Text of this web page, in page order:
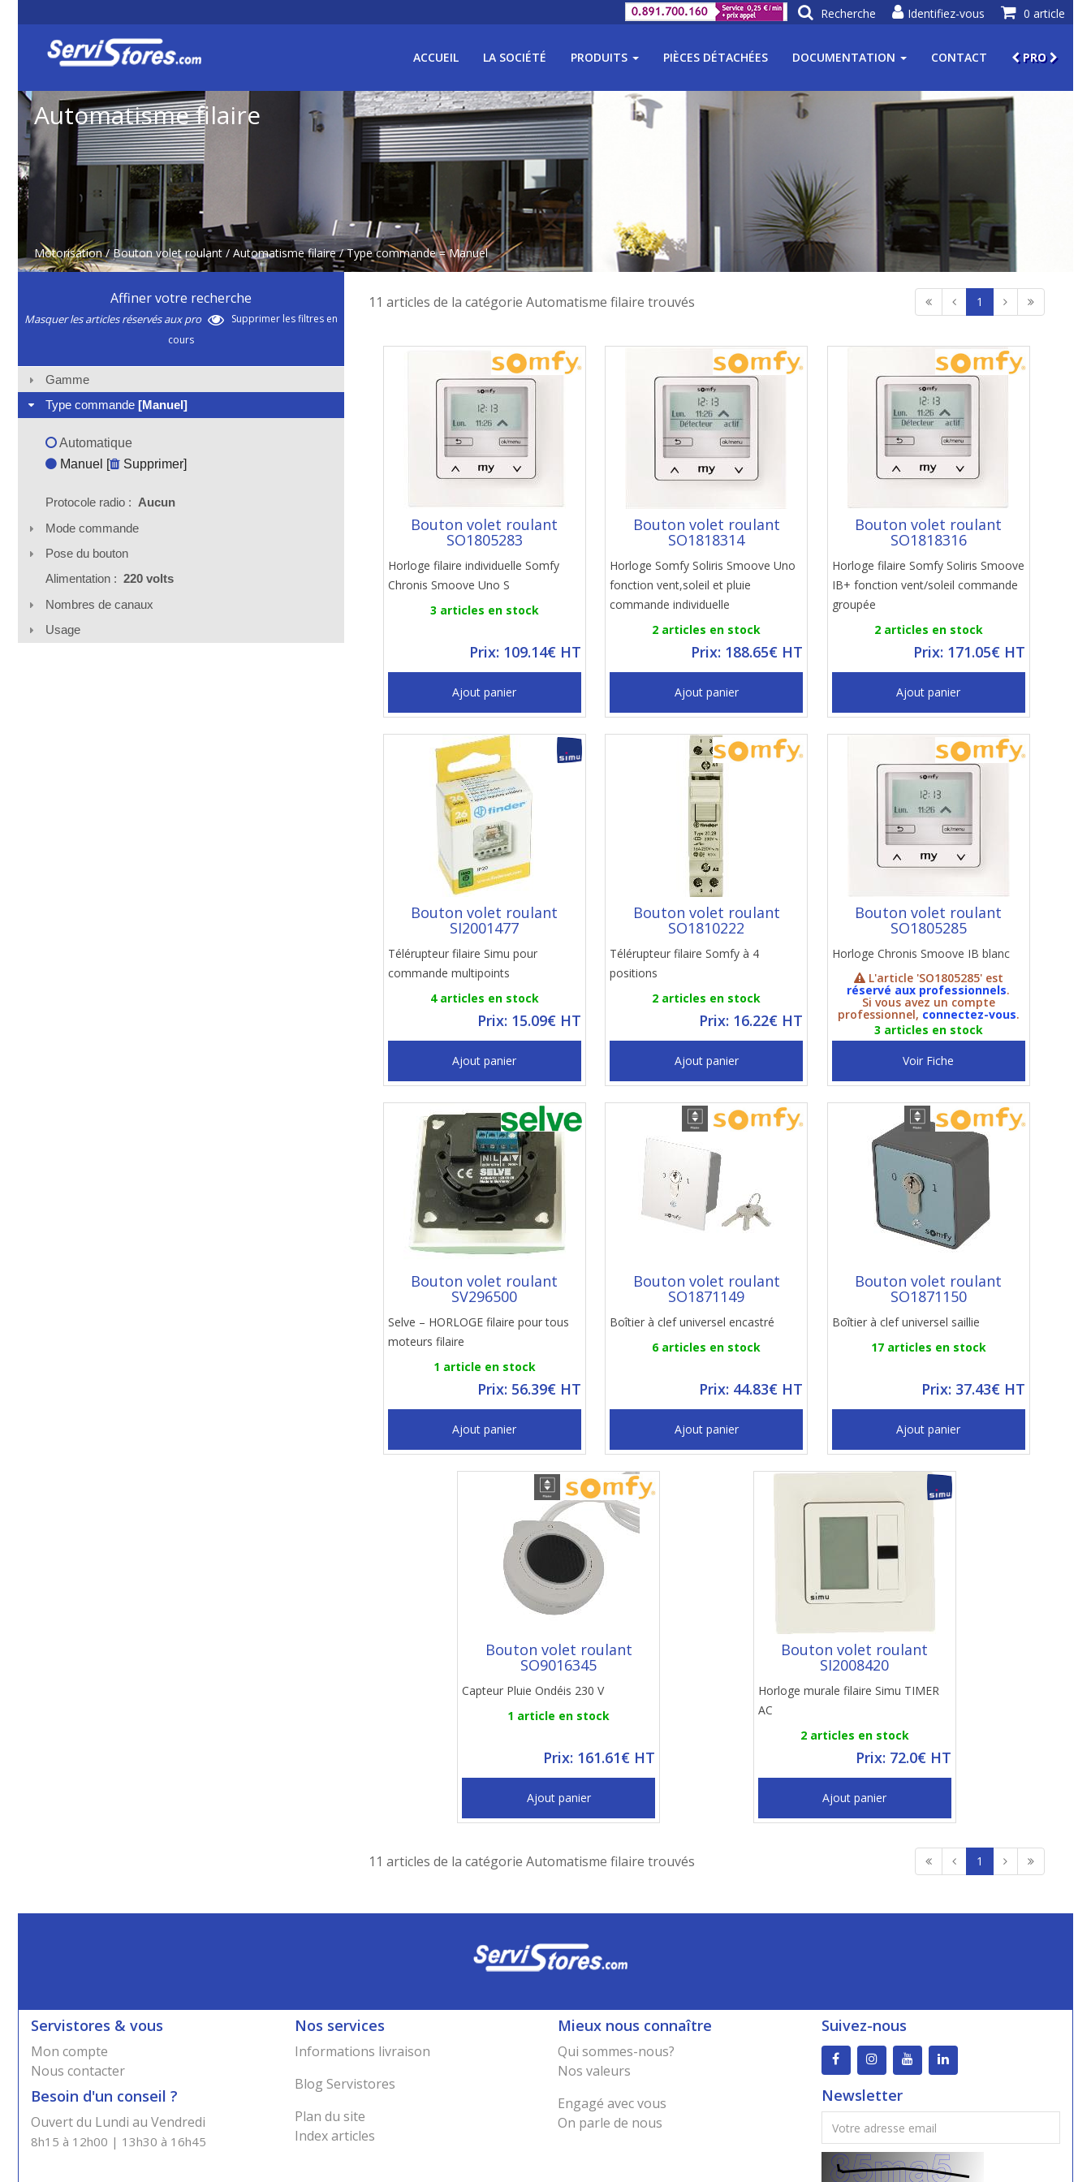
0 article
Identifiez-vous
Recherche
ACCUEIL LA SOCIÉTÉ PRODUITS PIÈCES DÉTACHÉES DOCUMENTATION CONTACT PRO
Automatisme filaire
Motorisation /Bouton volet roulant / Automatisme filaire / Type commande = Manuel
Affiner votre recherche
Masquer les articles réservés aux pro
Supprimer les filtres en
cours
Gamme
Type commande [Manuel]
Automatique
Manuel [
Supprimer]
Protocole radio : Aucun
Mode commande
Pose du bouton
Alimentation : 220 volts
Nombres de canaux
Usage
11 articles de la catégorie Automatisme filaire trouvés 1
Bouton volet roulant
SO1805283
Horloge filaire individuelle Somfy
Chronis Smoove Uno S
3 articles en stock
Prix: 109.14€ HT
Ajout panier
Bouton volet roulant
SO1818314
Horloge Somfy Soliris Smoove Uno
fonction vent,soleil et pluie
commande individuelle
2 articles en stock
Prix: 188.65€ HT
Ajout panier
Bouton volet roulant
SO1818316
Horloge filaire Somfy Soliris Smoove
IB+ fonction vent/soleil commande
groupée
2 articles en stock
Prix: 171.05€ HT
Ajout panier
Bouton volet roulant
SI2001477
Télérupteur filaire Simu pour
commande multipoints
4 articles en stock
Prix: 15.09€ HT
Ajout panier
Bouton volet roulant
SO1810222
Télérupteur filaire Somfy à 4
positions
2 articles en stock
Prix: 16.22€ HT
Ajout panier
Bouton volet roulant
SO1805285
Horloge Chronis Smoove IB blanc
L'article 'SO1805285' est
réservé aux professionnels.
Si vous avez un compte
professionnel, connectez-vous.
3 articles en stock
Voir Fiche
Bouton volet roulant
SV296500
Selve – HORLOGE filaire pour tous
moteurs filaire
1 article en stock
Prix: 56.39€ HT
Ajout panier
Bouton volet roulant
SO1871149
Boîtier à clef universel encastré
6 articles en stock
Prix: 44.83€ HT
Ajout panier
Bouton volet roulant
SO1871150
Boîtier à clef universel saillie
17 articles en stock
Prix: 37.43€ HT
Ajout panier
Bouton volet roulant
SO9016345
Capteur Pluie Ondéis 230 V
1 article en stock
Prix: 161.61€ HT
Ajout panier
Bouton volet roulant
SI2008420
Horloge murale filaire Simu TIMER
AC
2 articles en stock
Prix: 72.0€ HT
Ajout panier
11 articles de la catégorie Automatisme filaire trouvés 1
Servistores & vous
Mon compte
Nous contacter
Besoin d'un conseil ?
Ouvert du Lundi au Vendredi
8h15 à 12h00 | 13h30 à 16h45
Nos services
Informations livraison
Blog Servistores
Plan du site
Index articles
Mieux nous connaître
Qui sommes-nous?
Nos valeurs
Engagé avec vous
On parle de nous
Suivez-nous
Newsletter